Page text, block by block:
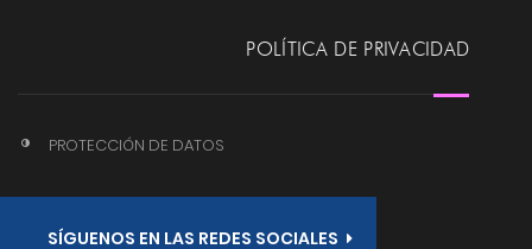
POLÍTICA DE PRIVACIDAD
PROTECCIÓN DE DATOS
SÍGUENOS EN LAS REDES SOCIALES